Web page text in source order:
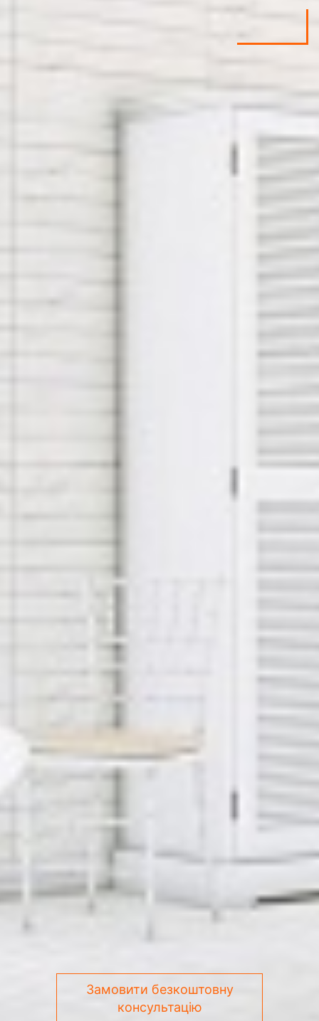
Замовити безкоштовну
консультацію